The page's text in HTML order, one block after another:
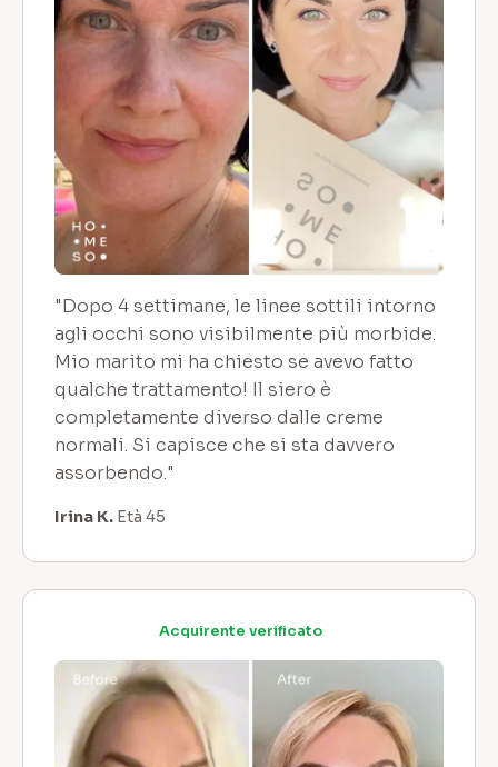
"Dopo 4 settimane, le linee sottili intorno
agli occhi sono visibilmente più morbide.
Mio marito mi ha chiesto se avevo fatto
qualche trattamento! Il siero è
completamente diverso dalle creme
normali. Si capisce che si sta davvero
assorbendo."
Irina K. Età 45
Acquirente verificato